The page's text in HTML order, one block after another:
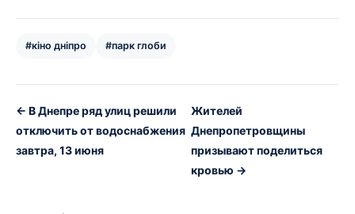
#кіно дніпро #парк глоби
← В Днепре ряд улиц решили
отключить от водоснабжения
завтра, 13 июня
Жителей
Днепропетровщины
призывают поделиться
кровью →